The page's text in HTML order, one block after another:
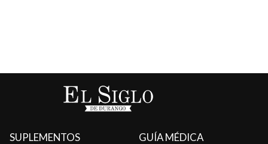
SUPLEMENTOS
GUÍA MÉDICA